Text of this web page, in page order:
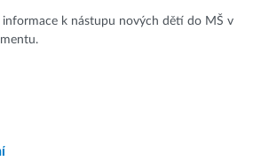
informace k nástupu nových dětí do MŠ v